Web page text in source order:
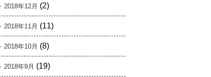
2018年12月 (2)
2018年11月 (11)
2018年10月 (8)
2018年9月 (19)